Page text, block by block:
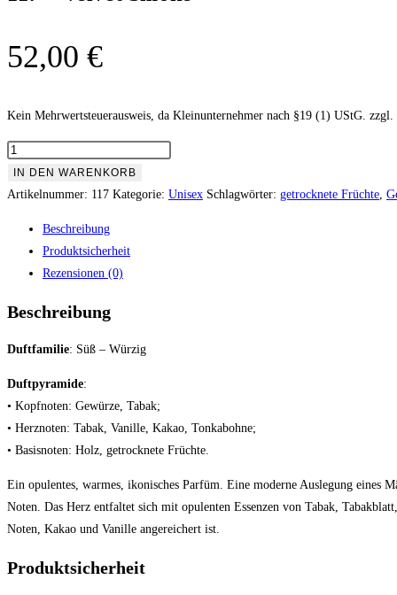
52,00 €
Kein Mehrwertsteuerausweis, da Kleinunternehmer nach §19 (1) UStG. zzgl.
117
Velvet
IN DEN WARENKORB
Artikelnummer: 117 Kategorie: Unisex Schlagwörter: getrocknete Früchte,
Beschreibung
Produktsicherheit
Rezensionen (0)
Beschreibung
Duftfamilie: Süß – Würzig
Duftpyramide:
• Kopfnoten: Gewürze, Tabak;
• Herznoten: Tabak, Vanille, Kakao, Tonkabohne;
• Basisnoten: Holz, getrocknete Früchte.
Ein opulentes, warmes, ikonisches Parfüm. Eine moderne Auslegung
Noten. Das Herz entfaltet sich mit opulenten Essenzen von Tabak,
Noten, Kakao und Vanille angereichert ist.
Produktsicherheit